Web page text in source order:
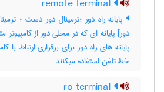
پایانه راه دور ؛ترمینال دور دست ؛
دور] پایانه ای که در محلی دور از
پایانه های راه دور برای برقراری ارتباط با
خط تلفن استفاده میکنند